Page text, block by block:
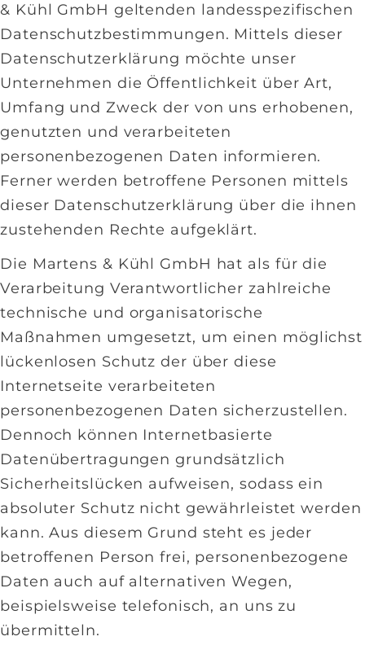
& Kühl GmbH geltenden landesspezifischen
Datenschutzbestimmungen. Mittels dieser
Datenschutzerklärung möchte unser
Unternehmen die Öffentlichkeit über Art,
Umfang und Zweck der von uns erhobenen,
genutzten und verarbeiteten
personenbezogenen Daten informieren.
Ferner werden betroffene Personen mittels
dieser Datenschutzerklärung über die ihnen
zustehenden Rechte aufgeklärt.
Die Martens & Kühl GmbH hat als für die
Verarbeitung Verantwortlicher zahlreiche
technische und organisatorische
Maßnahmen umgesetzt, um einen möglichst
lückenlosen Schutz der über diese
Internetseite verarbeiteten
personenbezogenen Daten sicherzustellen.
Dennoch können Internetbasierte
Datenübertragungen grundsätzlich
Sicherheitslücken aufweisen, sodass ein
absoluter Schutz nicht gewährleistet werden
kann. Aus diesem Grund steht es jeder
betroffenen Person frei, personenbezogene
Daten auch auf alternativen Wegen,
beispielsweise telefonisch, an uns zu
übermitteln.